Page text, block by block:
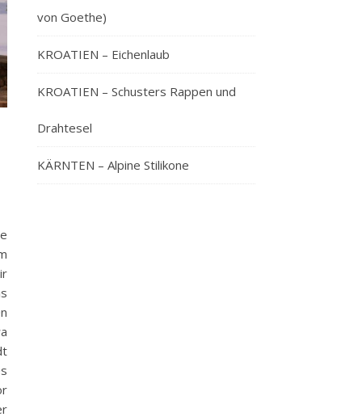
von Goethe)
KROATIEN – Eichenlaub
KROATIEN – Schusters Rappen und
Drahtesel
KÄRNTEN – Alpine Stilikone